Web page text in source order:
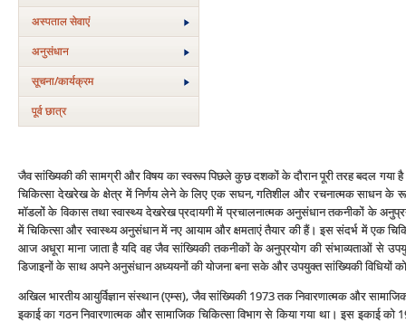
अस्‍पताल सेवाएं
अनुसंधान
सूचना/कार्यक्रम
पूर्व छात्र
जैव सांख्यिकी की सामग्री और विषय का स्‍वरूप पिछले कुछ दशकों के दौरान पूरी तरह बदल गया
चिकित्‍सा देखरेख के क्षेत्र में निर्णय लेने के लिए एक सघन, गतिशील और रचनात्‍मक साधन के
मॉडलों के विकास तथा स्‍वास्‍थ्‍य देखरेख प्रदायगी में प्रचालनात्‍मक अनुसंधान तकनीकों के
में चिकित्‍सा और स्‍वास्‍थ्‍य अनुसंधान में नए आयाम और क्षमताएं तैयार की हैं। इस संदर्भ में एक
आज अधूरा माना जाता है यदि वह जैव सांख्यिकी तकनीकों के अनुप्रयोग की संभाव्‍यताओं से
डिजाइनों के साथ अपने अनुसंधान अध्‍ययनों की योजना बना सके और उपयुक्‍त सांख्यिकी विधियों
अखिल भारतीय आयुर्विज्ञान संस्‍थान (एम्‍स), जैव सांख्यिकी 1973 तक निवारणात्‍मक और
इकाई का गठन निवारणात्‍मक और सामाजिक चिकित्‍सा विभाग से किया गया था। इस इकाई